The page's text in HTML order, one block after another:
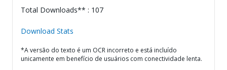
Total Downloads** : 107
Download Stats
*A versão do texto é um OCR incorreto e está incluído
unicamente em benefício de usuários com conectividade lenta.